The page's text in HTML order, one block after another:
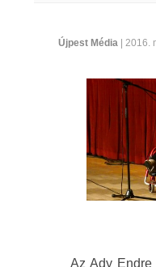
Újpest Média | 2016.
Az Ady Endre